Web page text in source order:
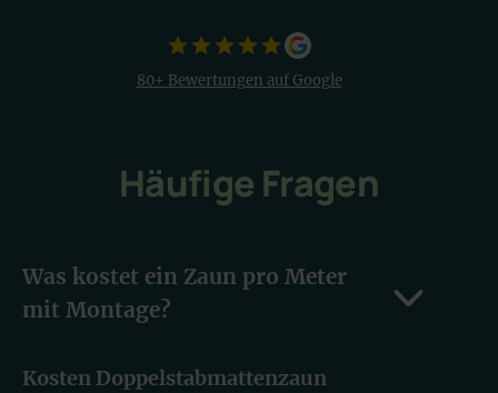
80+ Bewertungen auf Google
Häufige Fragen
Was kostet ein Zaun pro Meter
mit Montage?
Kosten Doppelstabmattenzaun